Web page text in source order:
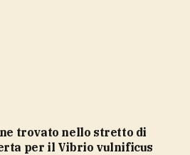
per il Vibrio vulnificus